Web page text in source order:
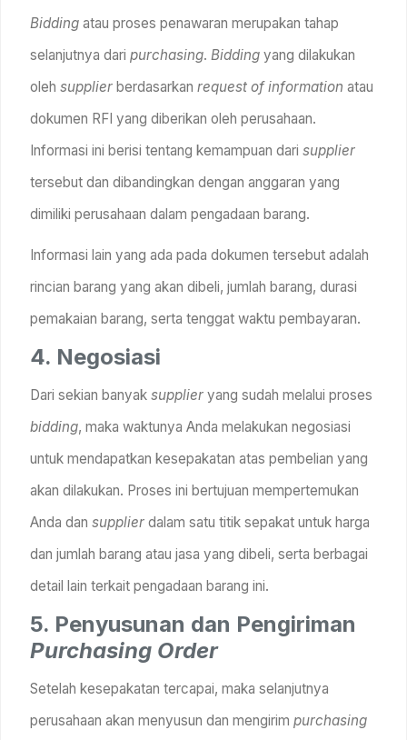
Bidding atau proses penawaran merupakan tahap
selanjutnya dari purchasing. Bidding yang dilakukan
oleh supplier berdasarkan request of information atau
dokumen RFI yang diberikan oleh perusahaan.
Informasi ini berisi tentang kemampuan dari supplier
tersebut dan dibandingkan dengan anggaran yang
dimiliki perusahaan dalam pengadaan barang.
Informasi lain yang ada pada dokumen tersebut adalah
rincian barang yang akan dibeli, jumlah barang, durasi
pemakaian barang, serta tenggat waktu pembayaran.
4. Negosiasi
Dari sekian banyak supplier yang sudah melalui proses
bidding, maka waktunya Anda melakukan negosiasi
untuk mendapatkan kesepakatan atas pembelian yang
akan dilakukan. Proses ini bertujuan mempertemukan
Anda dan supplier dalam satu titik sepakat untuk harga
dan jumlah barang atau jasa yang dibeli, serta berbagai
detail lain terkait pengadaan barang ini.
5. Penyusunan dan Pengiriman
Purchasing Order
Setelah kesepakatan tercapai, maka selanjutnya
perusahaan akan menyusun dan mengirim purchasing